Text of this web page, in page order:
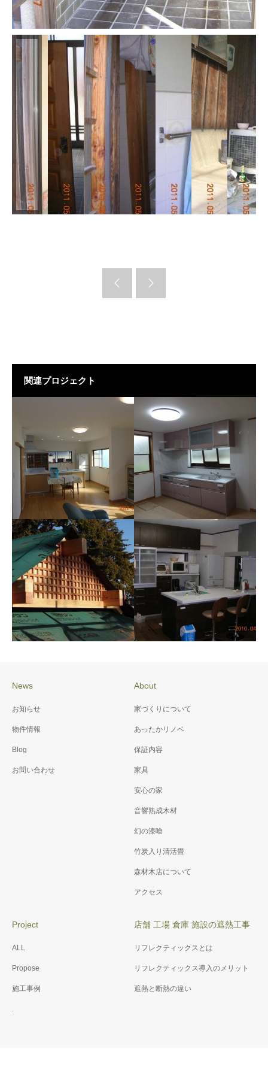
関連プロジェクト
施工例084 O様邸 リフォ
ーム
施工例078 M様邸
工事
バリアフリー工事
News
お知らせ
物件情報
Blog
お問い合わせ
About
家づくりについて
あったかリノベ
保証内容
家具
安心の家
音響熟成木材
幻の漆喰
竹炭入り清活畳
森材木店について
アクセス
Project
ALL
Propose
施工事例
店舗 工場 倉庫 施設の遮熱工事
リフレクティックスとは
リフレクティックス導入のメリット
遮熱と断熱の違い